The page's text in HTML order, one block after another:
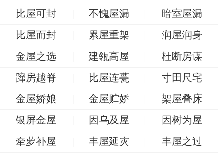
买邻
比屋可封 不愧屋漏
暗室屋漏
比屋而封
累屋重架
润屋润身
金屋之选
建瓴高屋
杜断房谋
蹿房越脊
比屋连甍
寸田尺宅
金屋娇娘
金屋贮娇
架屋叠床
银屏金屋
因乌及屋
因树为屋
牵萝补屋
丰屋延灾
丰屋之过